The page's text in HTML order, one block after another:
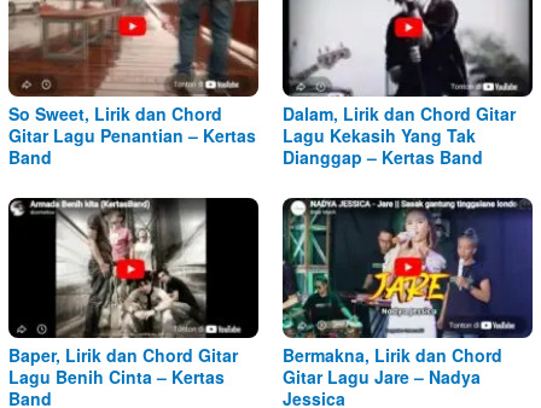
So Sweet, Lirik dan Chord
Gitar Lagu Penantian – Kertas
Band
Dalam, Lirik dan Chord Gitar
Lagu Kekasih Yang Tak
Dianggap – Kertas Band
Baper, Lirik dan Chord Gitar
Lagu Benih Cinta – Kertas
Band
Bermakna, Lirik dan Chord
Gitar Lagu Jare – Nadya
Jessica